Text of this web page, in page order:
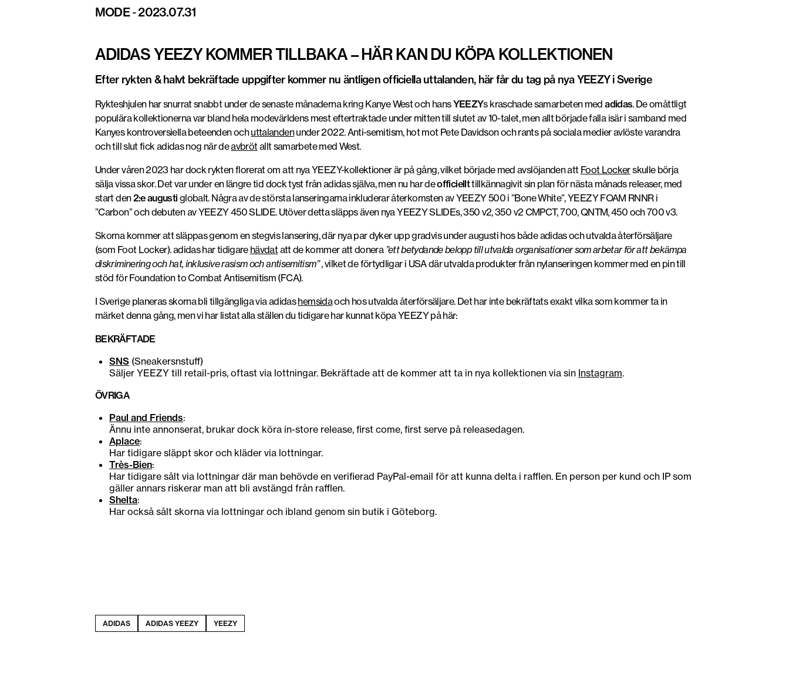
MODE-2023.07.31
ADIDAS YEEZY KOMMER TILLBAKA – HÄR KAN DU KÖPA KOLLEKTIONEN
Efter rykten & halvt bekräftade uppgifter kommer nu äntligen officiella uttalanden, här får du tag på nya YEEZY i Sverige
Rykteshjulen har snurrat snabbt under de senaste månaderna kring Kanye West och hansYEEZYs kraschade samarbeten medadidas. De omåttligt
populära kollektionerna var bland hela modevärldens mest eftertraktade under mitten till slutet av 10-talet, men allt började falla isär i samband med
Kanyes kontroversiella beteenden ochuttalandenunder 2022. Anti-semitism, hot mot Pete Davidson och rants på sociala medier avlöste varandra
och till slut fick adidas nog när deavbröt allt samarbete med West.
Under våren 2023 har dock rykten florerat om att nya YEEZY-kollektioner är på gång, vilket började med avslöjanden att Foot Lockerskulle börja
sälja vissa skor. Det var under en längre tid dock tyst från adidas själva, men nu har deofficiellttillkännagivit sin plan för nästa månads releaser, med
start den2:e augusti globalt. Några av de största lanseringarna inkluderar återkomsten av YEEZY 500 i ”Bone White”, YEEZY FOAM RNNR i
”Carbon” och debuten av YEEZY 450 SLIDE. Utöver detta släpps även nya YEEZY SLIDEs, 350 v2, 350 v2 CMPCT, 700, QNTM, 450 och 700 v3.
Skorna kommer att släppas genom en stegvis lansering, där nya par dyker upp gradvis under augusti hos både adidas och utvalda återförsäljare
(som Foot Locker). adidas har tidigare hävdat att de kommer att donera ”ett betydande belopp till utvalda organisationer som arbetar för att bekämpa
diskriminering och hat, inklusive rasism och antisemitism”, vilket de förtydligar i USA där utvalda produkter från nylanseringen kommer med en pin till
stöd för Foundation to Combat Antisemitism (FCA).
I Sverige planeras skorna bli tillgängliga via adidashemsidaoch hos utvalda återförsäljare. Det har inte bekräftats exakt vilka som kommer ta in
märket denna gång, men vi har listat alla ställen du tidigare har kunnat köpa YEEZY på här:
BEKRÄFTADE
SNS (Sneakersnstuff)
Säljer YEEZY till retail-pris, oftast via lottningar. Bekräftade att de kommer att ta in nya kollektionen via sin Instagram.
ÖVRIGA
Paul and Friends:
Ännu inte annonserat, brukar dock köra in-store release, first come, first serve på releasedagen.
Aplace:
Har tidigare släppt skor och kläder via lottningar.
Très-Bien:
Har tidigare sålt via lottningar där man behövde en verifierad PayPal-email för att kunna delta i rafflen. En person per kund och IP som
gäller annars riskerar man att bli avstängd från rafflen.
Shelta:
Har också sålt skorna via lottningar och ibland genom sin butik i Göteborg.
ADIDAS ADIDAS YEEZY YEEZY